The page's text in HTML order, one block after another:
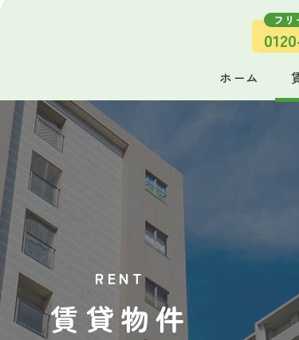
フ
ホーム
RENT
賃貸物件